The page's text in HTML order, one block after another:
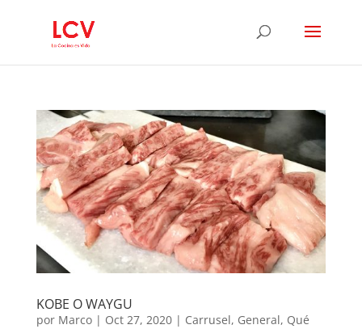
KOBE O WAYGU
por Marco| Oct 27, 2020| Carrusel, General, Qué